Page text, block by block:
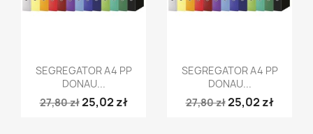
Szybki podgląd
SEGREGATOR A4 PP
DONAU...
27,80 zł25,02 zł
Szybki podgląd
SEGREGATOR A4 PP
DONAU...
27,80 zł25,02 zł